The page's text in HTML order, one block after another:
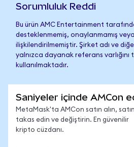
Sorumluluk Reddi
Bu ürün AMC Entertainment
desteklenmemiş, onaylanmamış
ilişkilendirilmemiştir. Şirket adı ve
yalnızca dayanak referans varlığını
kullanılmaktadır.
Saniyeler içinde AMCon
MetaMask'ta AMCon satın alın,
takas edin ve değiştirin. En güvenilir
kripto cüzdanı.